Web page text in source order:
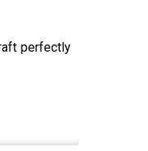
perfectly